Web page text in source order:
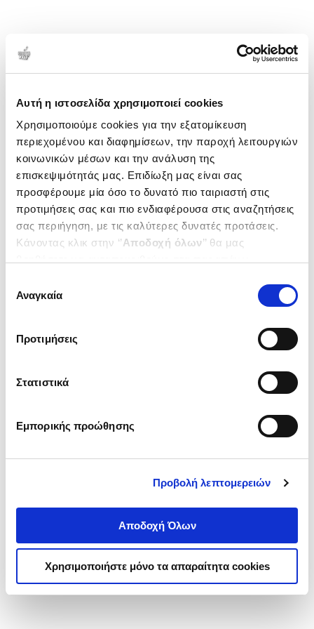
Αυτή η ιστοσελίδα χρησιμοποιεί cookies
Χρησιμοποιούμε cookies για την εξατομίκευση
περιεχομένου και διαφημίσεων, την παροχή λειτουργιών
κοινωνικών μέσων και την ανάλυση της
επισκεψιμότητάς μας. Επιδίωξη μας είναι σας
προσφέρουμε μία όσο το δυνατό πιο ταιριαστή στις
προτιμήσεις σας και πιο ενδιαφέρουσα στις αναζητήσεις
σας περιήγηση, με τις καλύτερες δυνατές προτάσεις.
Κάνοντας κλικ στην ‘’Αποδοχή όλων’’ θα μας
ενδιαφέρουν και να επιλέξετε από τα παρακάτω με την
΄΄και να ενημερωθείτε σχετικά με
συγκατάθεσης
Αναγκαία
Προτιμήσεις
Στατιστικά
Εμπορικής προώθησης
Προβολή λεπτομερειών
Αποδοχή Όλων
Χρησιμοποιήστε μόνο τα απαραίτητα cookies